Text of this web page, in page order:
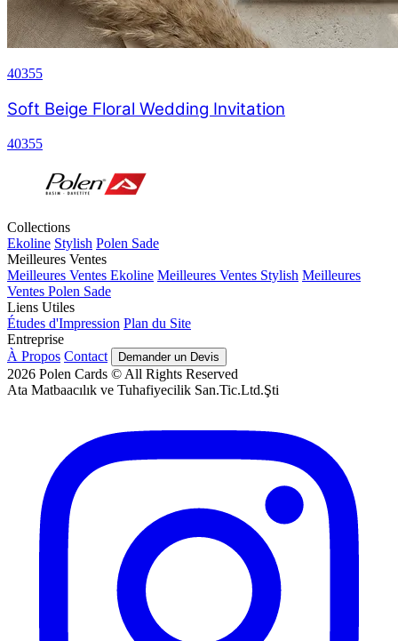
40355
Soft Beige Floral Wedding Invitation
40355
Collections
Ekoline Stylish Polen Sade
Meilleures Ventes
Meilleures Ventes Ekoline Meilleures Ventes Stylish Meilleures
Ventes Polen Sade
Liens Utiles
Études d'Impression Plan du Site
Entreprise
À Propos Contact Demander un Devis
2026 Polen Cards © All Rights Reserved
Ata Matbaacılık ve Tuhafiyecilik San.Tic.Ltd.Şti